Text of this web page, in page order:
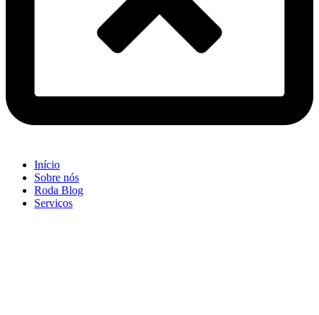
Início
Sobre nós
Roda Blog
Serviços